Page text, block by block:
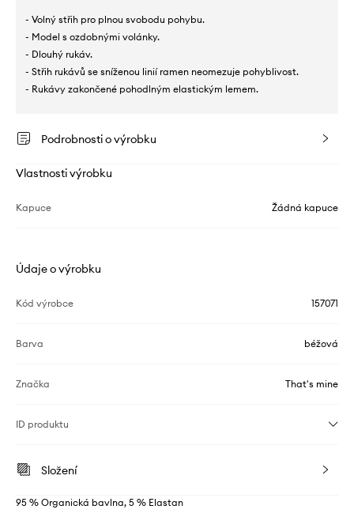
- Volný střih pro plnou svobodu pohybu.
- Model s ozdobnými volánky.
- Dlouhý rukáv.
- Střih rukávů se sníženou linií ramen neomezuje pohyblivost.
- Rukávy zakončené pohodlným elastickým lemem.
Podrobnosti o výrobku
Vlastnosti výrobku
Kapuce Žádná kapuce
Údaje o výrobku
Kód výrobce 157071
Barva béžová
Značka That's mine
ID produktu
Složení
95 % Organická bavlna, 5 % Elastan